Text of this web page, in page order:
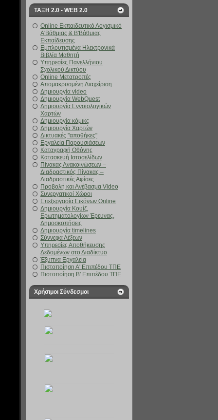
ΤΑΞΗ 2.0 - WEB 2.0
Online Εκπαιδευτικό Λογισμικό
Α'Βάθμιας & Β'Βάθμιας
Εκπαίδευσης
Εμπλουτισμένα Ηλεκτρονικά
Βιβλία Μαθητή
Υπηρεσίες Πανελλήνιου
Σχολικού Δικτύου
Online Μετατροπές
Απομακρυσμένη Διαχείριση
Δημιουργία video
Δημιουργία WebQuest
Δημιουργία Εννοιολογικών
Χαρτών
Δημιουργία κόμικς
Δημιουργία Χαρτών
Δικτυακές "αποθήκες"
Εργαλεία Παρουσιάσεων
Καταγραφή Οθόνης
Κατασκευή Ιστοσελίδων
Πίνακας Ανακοινώσεων –
Διαδραστικός Πίνακας –
Διαδραστικές Αφίσες
Προβολή και Ανέβασμα Video
Συνεργατικοί Χώροι
Επεξεργασία Εικόνων Online
Δημιουργία Κουίζ,
Ερωτηματολογίων Έρευνας,
Δημοσκοπήσεις
Δημιουργία timelines
Σύννεφα Λέξεων
Υπηρεσίες Αποθήκευσης
Δεδομένων στο Διαδίκτυο
Έξυπνα Εργαλεία
Πιστοποίηση Α' Επιπέδου ΤΠΕ
Πιστοποίηση Β' Επιπέδου ΤΠΕ
Χρήσιμοι Σύνδεσμοι